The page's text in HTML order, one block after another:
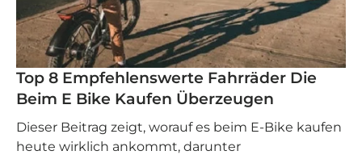
Top 8 Empfehlenswerte Fahrräder Die
Beim E Bike Kaufen Überzeugen
Dieser Beitrag zeigt, worauf es beim E-Bike kaufen
heute wirklich ankommt, darunter